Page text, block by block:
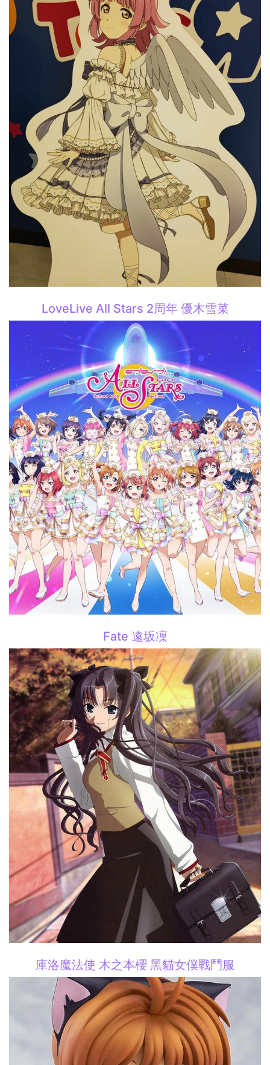
LoveLive All Stars 2周年 優木雪菜
Fate 遠坂凜
庫洛魔法使 木之本櫻 黑貓女僕戰鬥服